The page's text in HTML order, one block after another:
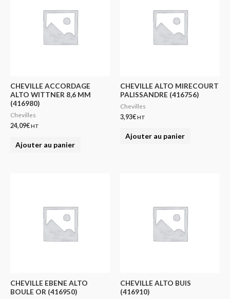
CHEVILLE ACCORDAGE
ALTO WITTNER 8,6 MM
(416980)
Chevilles
24,09€HT
Ajouter au panier
CHEVILLE ALTO MIRECOURT
PALISSANDRE (416756)
Chevilles
3,93€HT
Ajouter au panier
CHEVILLE EBENE ALTO
BOULE OR (416950)
CHEVILLE ALTO BUIS
(416910)